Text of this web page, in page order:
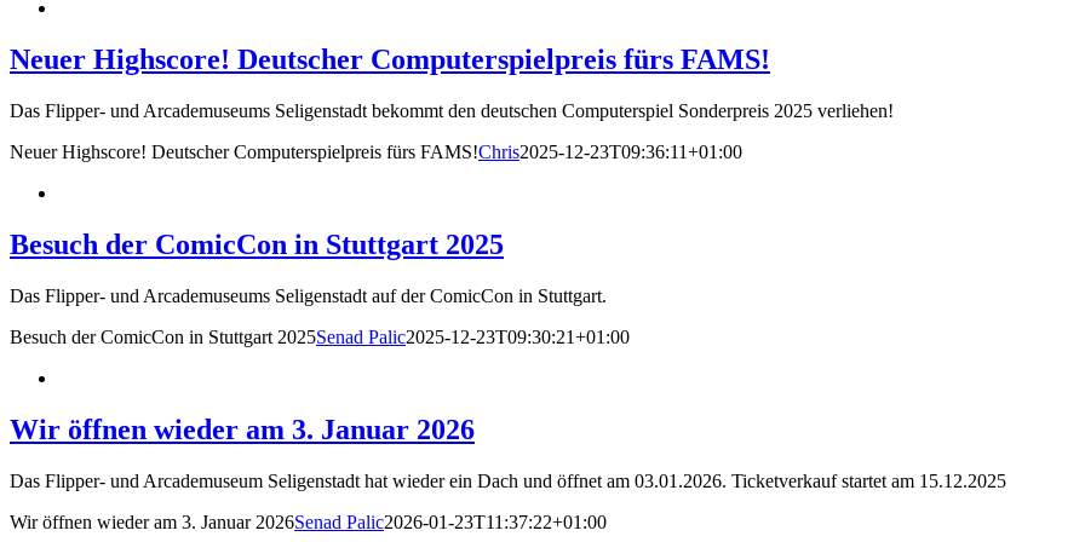
Neuer Highscore! Deutscher Computerspielpreis fürs FAMS!
Das Flipper- und Arcademuseums Seligenstadt bekommt den deutschen Computerspiel Sonderpreis 2025 verliehen!
Neuer Highscore! Deutscher Computerspielpreis fürs FAMS!Chris2025-12-23T09:36:11+01:00
Besuch der ComicCon in Stuttgart 2025
Das Flipper- und Arcademuseums Seligenstadt auf der ComicCon in Stuttgart.
Besuch der ComicCon in Stuttgart 2025Senad Palic2025-12-23T09:30:21+01:00
Wir öffnen wieder am 3. Januar 2026
Das Flipper- und Arcademuseum Seligenstadt hat wieder ein Dach und öffnet am 03.01.2026. Ticketverkauf startet am 15.12.2025
Wir öffnen wieder am 3. Januar 2026Senad Palic2026-01-23T11:37:22+01:00